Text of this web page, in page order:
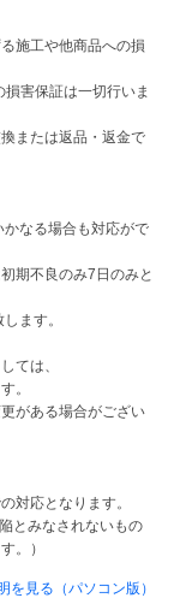
施工や他商品への損
害保証は一切行いま
または返品・返金で
なる場合も対応がで
期不良のみ7日のみと
ます。
ては、
。
がある場合がござい
対応となります。
とみなされないもの
。）
を見る（パソコン版）